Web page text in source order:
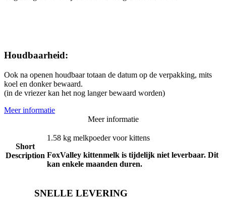
Houdbaarheid:
Ook na openen houdbaar totaan de datum op de verpakking, mits
koel en donker bewaard.
(in de vriezer kan het nog langer bewaard worden)
Meer informatie
Meer informatie
Short
Description
1.58 kg melkpoeder voor kittens
FoxValley kittenmelk is tijdelijk niet leverbaar. Dit
kan enkele maanden duren.
SNELLE LEVERING